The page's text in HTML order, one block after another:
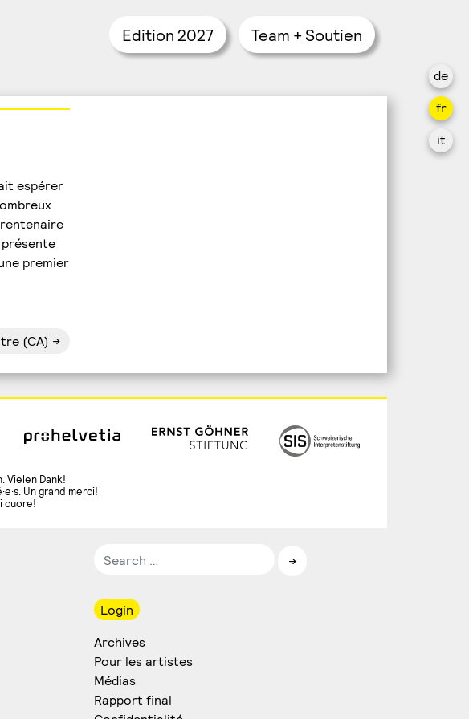
de
fr
it
Edition 2027 Team + Soutien
espérer
premier
(CA)
Vielen Dank!
Un grand merci!
cuore!
Login
Archives
Pour les artistes
Médias
Rapport final